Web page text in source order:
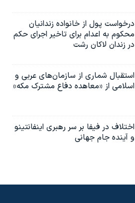
درخواست پول از خانواده زندانیان
محکوم به‌ اعدام برای تاخیر اجرای حکم
در زندان لاکان رشت
استقبال شماری از سازمان‌های عربی و
اسلامی از «معاهده دفاع مشترک مکه»
اختلاف در فیفا بر سر رهبری اینفانتینو
و آینده جام جهانی